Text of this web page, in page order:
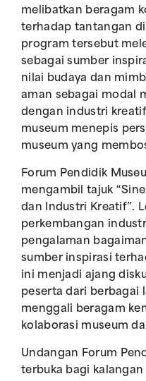
melibatkan beragam
terhadap tantangan
program tersebut
sebagai sumber
nilai budaya dan
aman sebagai modal
dengan industri
museum menepis
museum yang
Forum Pendidik
mengambil tajuk
dan Industri Kreatif”.
perkembangan
pengalaman
sumber inspirasi
ini menjadi ajang
peserta dari berbagai
menggali beragam
kolaborasi museum
Undangan Forum
terbuka bagi